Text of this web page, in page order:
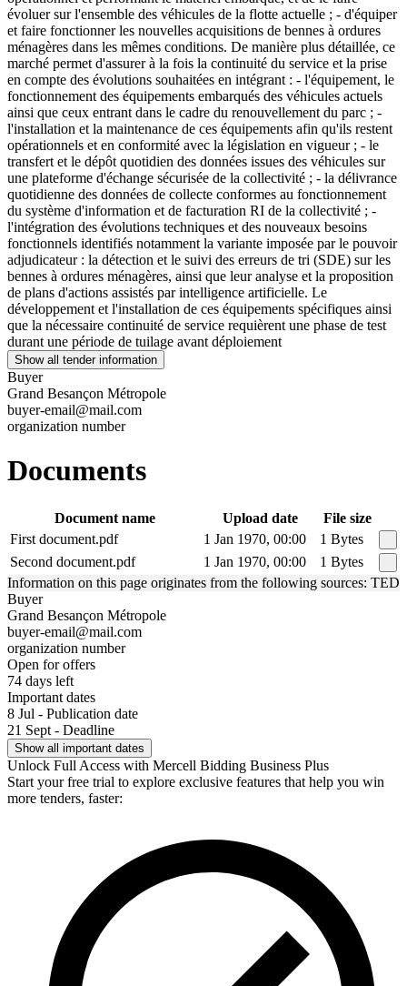
évoluer sur l'ensemble des véhicules de la flotte actuelle ; - d'équiper
et faire fonctionner les nouvelles acquisitions de bennes à ordures
ménagères dans les mêmes conditions. De manière plus détaillée, ce
marché permet d'assurer à la fois la continuité du service et la prise
en compte des évolutions souhaitées en intégrant : - l'équipement, le
fonctionnement des équipements embarqués des véhicules actuels
ainsi que ceux entrant dans le cadre du renouvellement du parc ; -
l'installation et la maintenance de ces équipements afin qu'ils restent
opérationnels et en conformité avec la législation en vigueur ; - le
transfert et le dépôt quotidien des données issues des véhicules sur
une plateforme d'échange sécurisée de la collectivité ; - la délivrance
quotidienne des données de collecte conformes au fonctionnement
du système d'information et de facturation RI de la collectivité ; -
l'intégration des évolutions techniques et des nouveaux besoins
fonctionnels identifiés notamment la variante imposée par le pouvoir
adjudicateur : la détection et le suivi des erreurs de tri (SDE) sur les
bennes à ordures ménagères, ainsi que leur analyse et la proposition
de plans d'actions assistés par intelligence artificielle. Le
développement et l'installation de ces équipements spécifiques ainsi
que la nécessaire continuité de service requièrent une phase de test
durant une période de tuilage avant déploiement
Show all tender information
Buyer
Grand Besançon Métropole
buyer-email@mail.com
organization number
Documents
Document name Upload date
File size
First document.pdf
1 Jan 1970, 00:00
1 Bytes
Second document.pdf
1 Jan 1970, 00:00
1 Bytes
Information on this page originates from the following sources: TED
Buyer
Grand Besançon Métropole
buyer-email@mail.com
organization number
Open for offers
74 days left
Important dates
8 Jul - Publication date
21 Sept - Deadline
Show all important dates
Unlock Full Access with Mercell Bidding Business Plus
Start your free trial to explore exclusive features that help you win
more tenders, faster: